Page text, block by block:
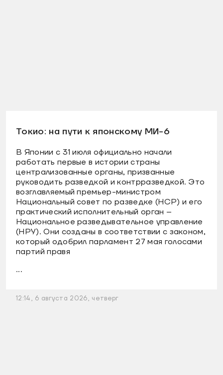
Токио: на пути к японскому МИ-6
В Японии с 31 июля официально начали
работать первые в истории страны
централизованные органы, призванные
руководить разведкой и контрразведкой. Это
возглавляемый премьер-министром
Национальный совет по разведке (НСР) и его
практический исполнительный орган –
Национальное разведывательное управление
(НРУ). Они созданы в соответствии с законом,
который одобрил парламент 27 мая голосами
партий правя
...
12:14, 6 августа 2026, четверг